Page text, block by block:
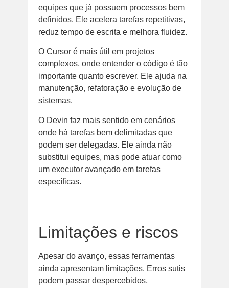
equipes que já possuem processos bem
definidos. Ele acelera tarefas repetitivas,
reduz tempo de escrita e melhora fluidez.
O Cursor é mais útil em projetos
complexos, onde entender o código é tão
importante quanto escrever. Ele ajuda na
manutenção, refatoração e evolução de
sistemas.
O Devin faz mais sentido em cenários
onde há tarefas bem delimitadas que
podem ser delegadas. Ele ainda não
substitui equipes, mas pode atuar como
um executor avançado em tarefas
específicas.
Limitações e riscos
Apesar do avanço, essas ferramentas
ainda apresentam limitações. Erros sutis
podem passar despercebidos,